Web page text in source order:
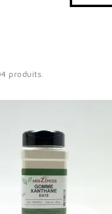
produits.